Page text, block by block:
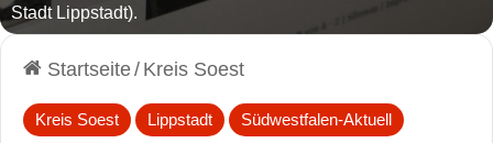
Stadt Lippstadt).
Startseite/ Kreis Soest
Kreis Soest Lippstadt Südwestfalen-Aktuell